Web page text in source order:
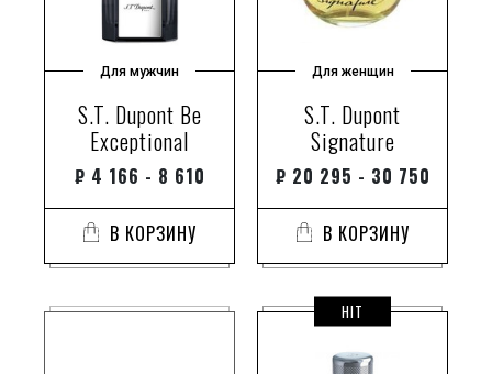
Для мужчин
S.T. Dupont Be
Exceptional
₽ 4 166 - 8 610
В КОРЗИНУ
Для женщин
S.T. Dupont
Signature
₽ 20 295 - 30 750
В КОРЗИНУ
HIT